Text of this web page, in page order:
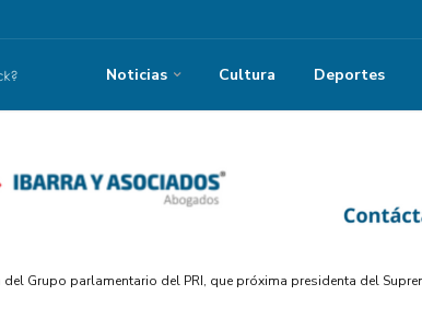
Noticias Cultura Deportes
Grupo parlamentario del PRI, que próxima presidenta del